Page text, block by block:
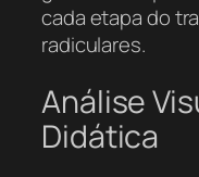
cada etapa do
radiculares.
Análise
Didática